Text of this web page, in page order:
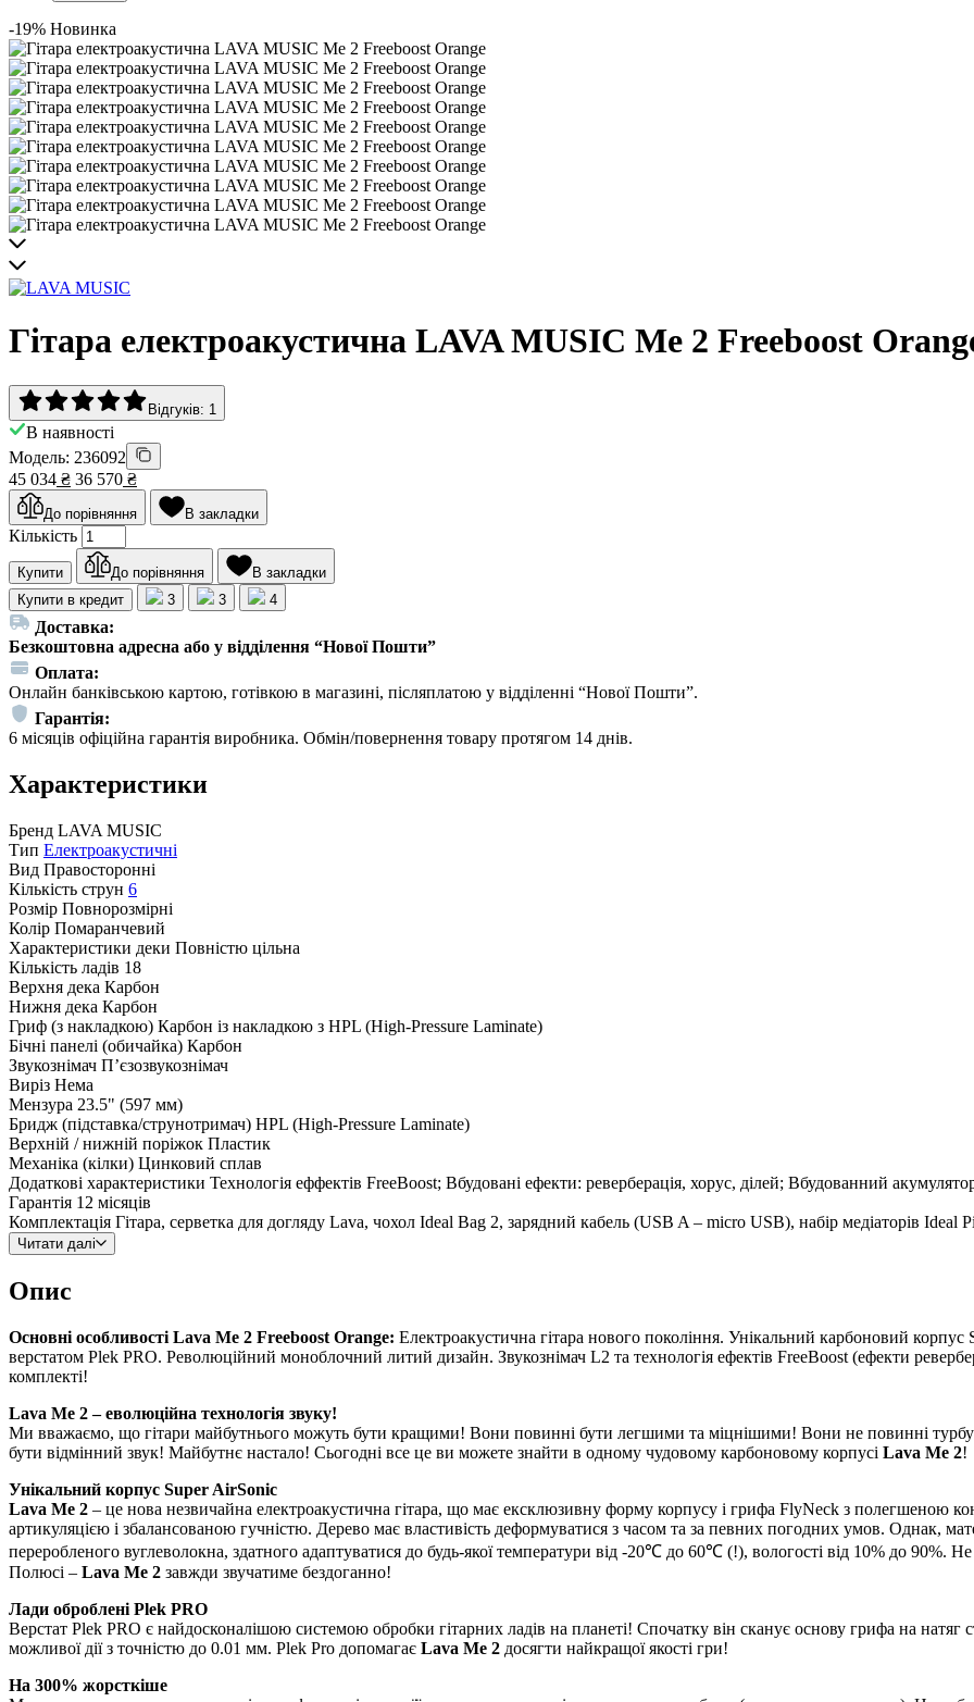
-19% Новинка
Гітара електроакустична LAVA MUSIC Me 2 Freeboost
Відгуків: 1
В наявності
Модель: 236092
45 034 ₴ 36 570 ₴
До порівняння В закладки
Кількість
Купити До порівняння
В закладки
Купити в кредит
3 3 4
Доставка:
Безкоштовна адресна або у відділення “Нової Пошти”
Оплата:
Онлайн банківською картою, готівкою в магазині, післяплатою у відділенні “Нової Пошти”.
Гарантія:
6 місяців офіційна гарантія виробника. Обмін/повернення товару протягом 14 днів.
Характеристики
Бренд LAVA MUSIC
Тип Електроакустичні
Вид Правосторонні
Кількість струн 6
Розмір Повнорозмірні
Колір Помаранчевий
Характеристики деки Повністю цільна
Кількість ладів 18
Верхня дека Карбон
Нижня дека Карбон
Гриф (з накладкою) Карбон із накладкою з HPL (High-Pressure Laminate)
Бічні панелі (обичайка) Карбон
Звукознімач П’єзозвукознімач
Виріз Нема
Мензура 23.5" (597 мм)
Бридж (підставка/струнотримач) HPL (High-Pressure Laminate)
Верхній / нижній поріжок Пластик
Механіка (кілки) Цинковий сплав
Додаткові характеристики Технологія еффектів FreeBoost; Вбудовані ефекти: реверберація, хорус, ділей; Вбудованний
Гарантія 12 місяців
Комплектація Гітара, серветка для догляду Lava, чохол Ideal Bag 2, зарядний кабель (USB A – micro USB), набір медіаторів Ideal
Читати далі
Опис
Основні особливості Lava Me 2 Freeboost Orange: Електроакустична гітара нового покоління. Унікальний карбоновий
верстатом Plek PRO. Революційний моноблочний литий дизайн. Звукознімач L2 та технологія ефектів FreeBoost (ефекти
комплекті!
Lava Me 2 – еволюційна технологія звуку!
Ми вважаємо, що гітари майбутнього можуть бути кращими! Вони повинні бути легшими та міцнішими! Вони не повинні
бути відмінний звук! Майбутнє настало! Сьогодні все це ви можете знайти в одному чудовому карбоновому корпусі Lava Me 2!
Унікальний корпус Super AirSonic
Lava Me 2 – це нова незвичайна електроакустична гітара, що має ексклюзивну форму корпусу і грифа FlyNeck з полегшеною
артикуляцією і збалансованою гучністю. Дерево має властивість деформуватися з часом та за певних погодних умов. Однак,
переробленого вуглеволокна, здатного адаптуватися до будь-якої температури від -20℃ до 60℃ (!), вологості від 10% до 90%.
Полюсі – Lava Me 2 завжди звучатиме бездоганно!
Лади оброблені Plek PRO
Верстат Plek PRO є найдосконалішою системою обробки гітарних ладів на планеті! Спочатку він сканує основу грифа на натяг
можливої дії з точністю до 0.01 мм. Plek Pro допомагає Lava Me 2 досягти найкращої якості гри!
На 300% жорсткіше